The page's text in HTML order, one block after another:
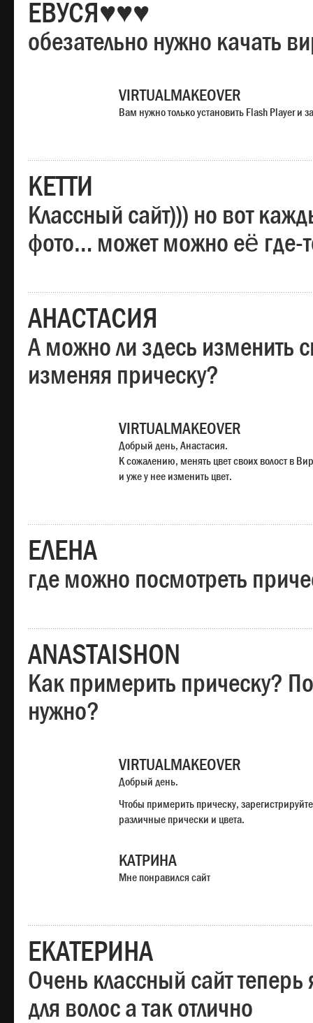
ЕВУСЯ♥♥♥
обезательно нужно качать
VIRTUALMAKEOVER
Вам нужно только установить Flash Player и
КЕТТИ
Классный сайт))) но вот
фото… может можно её где-
АНАСТАСИЯ
А можно ли здесь изменить
изменяя прическу?
VIRTUALMAKEOVER
Добрый день, Анастасия.
К сожалению, менять цвет своих волост в
и уже у нее изменить цвет.
ЕЛЕНА
где можно посмотреть
ANASTAISHON
Как примерить прическу?
нужно?
VIRTUALMAKEOVER
Добрый день.
Чтобы примерить прическу,
различные прически и цвета.
КАТРИНА
Мне понравился сайт
ЕКАТЕРИНА
Очень классный сайт теперь
для волос а так отлично